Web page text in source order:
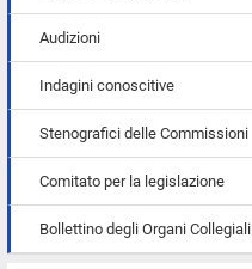
Audizioni
Indagini conoscitive
Stenografici delle Commissioni
Comitato per la legislazione
Bollettino degli Organi Collegiali